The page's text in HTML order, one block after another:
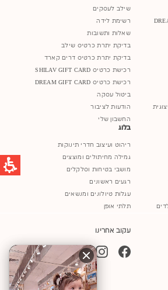
שילב לעסקים
רשימת לידה
שאלות ותשובות
בדיקת יתרת כרטיס שילב
בדיקת יתרת כרטיס דרים קארד
רכישת כרטיס SHILAV GIFT CARD
רכישת כרטיס DREAM GIFT CARD
ביטול עסקה
הודעות לציבור
החשבון שלי
בלוג
ריהוט ועיצוב חדרי תינוקות
גמילה מחיתולים ומוצצים
מושבי בטיחות וסלקלים
רגעים ראשונים
עגלות טיולונים ומנשאים
תלתי אופן
עקוב אחרינו
Facebook
Instagram
YouTube